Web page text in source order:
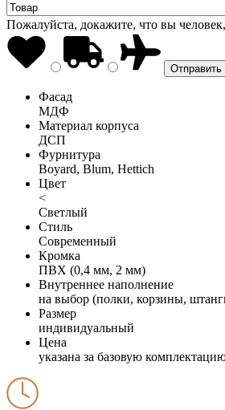
Пожалуйста, докажите, что вы
Фасад
МДФ
Материал корпуса
ДСП
Фурнитура
Boyard, Blum, Hettich
Цвет
<
Светлый
Стиль
Современный
Кромка
ПВХ (0,4 мм, 2 мм)
Внутреннее наполнение
на выбор (полки, корзины,
Размер
индивидуальный
Цена
указана за базовую